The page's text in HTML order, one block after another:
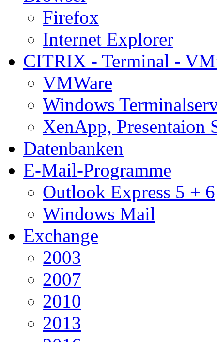
Firefox
Internet Explorer
CITRIX - Terminal -
VMWare
Windows
XenApp, Presentaion
Datenbanken
E-Mail-Programme
Outlook Express 5 + 6
Windows Mail
Exchange
2003
2007
2010
2013